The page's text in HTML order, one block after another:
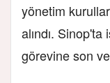
yönetim
alındı. Sinop'ta
görevine son